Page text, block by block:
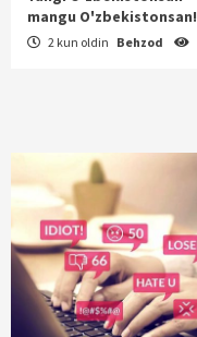
mangu O'zbekistonsan!
2 kun oldin Behzod